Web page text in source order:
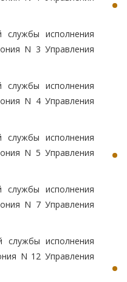
службы исполнения
N 3 Управления
службы исполнения
N 4 Управления
службы исполнения
N 5 Управления
службы исполнения
N 7 Управления
службы исполнения
N 12 Управления